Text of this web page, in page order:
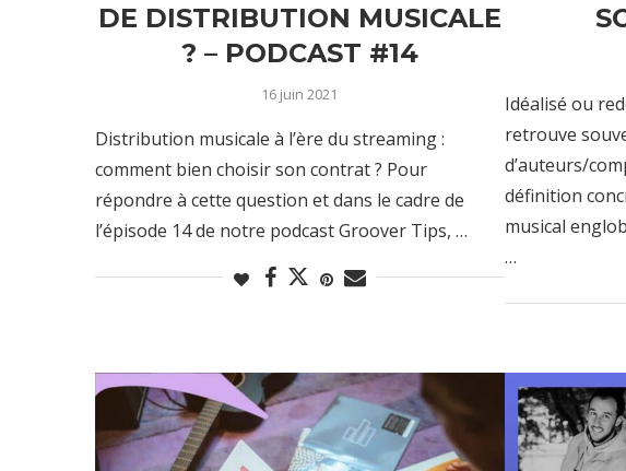
DE DISTRIBUTION MUSICALE
? – PODCAST #14
16 juin 2021
Distribution musicale à l’ère du streaming :
comment bien choisir son contrat ? Pour
répondre à cette question et dans le cadre de
l’épisode 14 de notre podcast Groover Tips, …
Idéalisé ou
retrouve
d’auteurs/
définition
musical
…